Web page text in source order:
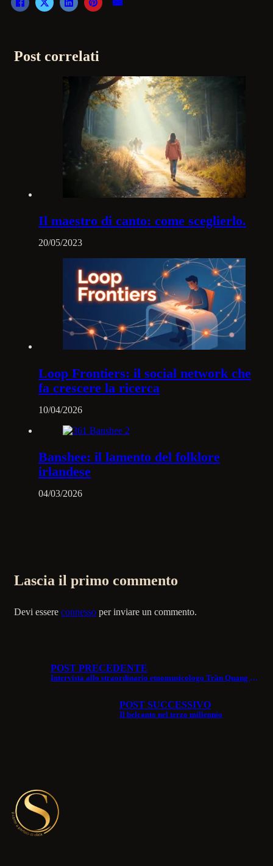
Post correlati
Il maestro di canto: come sceglierlo.
20/05/2023
Loop Frontiers: il social network che
fa crescere la ricerca
10/04/2026
Banshee: il lamento del folklore
irlandese
04/03/2026
Lascia il primo commento
Devi essere connesso per inviare un commento.
POST PRECEDENTE
Intervista allo straordinario etnomusicologo Trần Quang Hải
POST SUCCESSIVO
Il belcanto nel terzo millennio